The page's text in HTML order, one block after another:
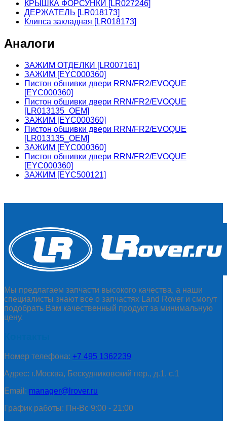
КРЫШКА ФОРСУНКИ [LR027246]
ДЕРЖАТЕЛЬ [LR018173]
Клипса закладная [LR018173]
Аналоги
ЗАЖИМ ОТДЕЛКИ [LR007161]
ЗАЖИМ [EYC000360]
Пистон обшивки двери RRN/FR2/EVOQUE
[EYC000360]
Пистон обшивки двери RRN/FR2/EVOQUE
[LR013135_OEM]
ЗАЖИМ [EYC000360]
Пистон обшивки двери RRN/FR2/EVOQUE
[LR013135_OEM]
ЗАЖИМ [EYC000360]
Пистон обшивки двери RRN/FR2/EVOQUE
[EYC000360]
ЗАЖИМ [EYC500121]
Мы предлагаем запчасти высокого качества, а наши
специалисты знают все о запчастях Land Rover и смогут
подобрать Вам качественный продукт за минимальную
цену.
Номер телефона: +7 495 1362239
Адрес: г.Москва, Бескудниковский пер., д.1, с.1
Email: manager@lrover.ru
График работы: Пн-Вс 9:00 - 21:00